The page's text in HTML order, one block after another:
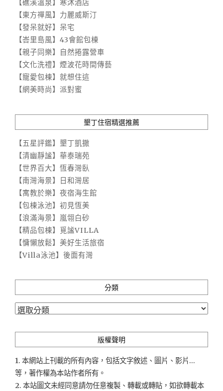
【礁溪溫泉】寒沐酒店
【東方禪風】力麗威斯汀
【發呆就好】呆宅
【峇里島風】43會館包棟
【親子同樂】自然捲露營車
【文化洗禮】煙波花時間傳藝
【寵愛包棟】就想住這
【網美時尚】派對蜜
墾丁住宿精選推薦
【五星評鑑】墾丁凱撒
【清幽靜謐】華泰瑞苑
【世界百大】恆春灣臥
【南灣海景】日和灣居
【寓教於樂】夜宿海生館
【包棟泳池】初見恆美
【浪滿海景】嵐翎白砂
【精品包棟】覓謐VILLA
【慵懶放鬆】美好生活旅宿
【Villa泳池】後面有灣
分類
分
版權聲明
1. 本網站上刊載的所有內容，包括文字敘述、圖片、影片...
等，著作權為本站作者所有。
2. 本站圖文未經同意請勿任意複製、轉載或轉貼，如欲轉載本